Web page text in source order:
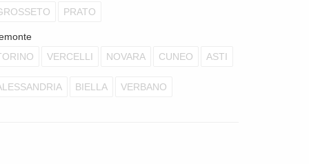
PRATO
VERCELLI NOVARA CUNEO ASTI
BIELLA VERBANO